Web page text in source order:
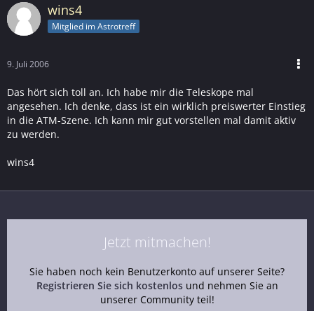
wins4
Mitglied im Astrotreff
9. Juli 2006
Das hört sich toll an. Ich habe mir die Teleskope mal
angesehen. Ich denke, dass ist ein wirklich preiswerter Einstieg
in die ATM-Szene. Ich kann mir gut vorstellen mal damit aktiv
zu werden.
wins4
Jetzt mitmachen!
Sie haben noch kein Benutzerkonto auf unserer Seite?
Registrieren Sie sich kostenlosund nehmen Sie an
unserer Community teil!